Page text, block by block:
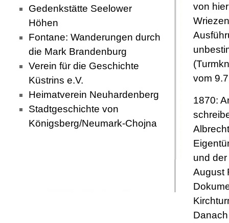
Gedenkstätte Seelower
Höhen
Fontane: Wanderungen durch
die Mark Brandenburg
Verein für die Geschichte
Küstrins e.V.
Heimatverein Neuhardenberg
Stadtgeschichte von
Königsberg/Neumark-Chojna
von
vom
1870:
und
August